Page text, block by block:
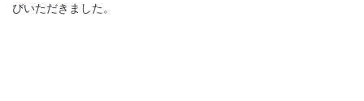
びいただきました。